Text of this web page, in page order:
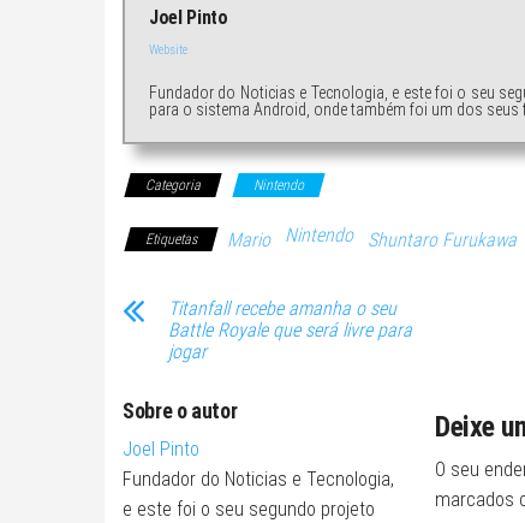
Joel Pinto
Website
Fundador do Noticias e Tecnologia, e este foi o seu
para o sistema Android, onde também foi um dos seus
Categoria Nintendo
Etiquetas Mario Nintendo Shuntaro Furukawa
Titanfall recebe amanha o seu
Battle Royale que será livre para
jogar
Sobre o autor
Joel Pinto
Fundador do Noticias e Tecnologia,
e este foi o seu segundo projeto
Deixe
O seu
marcados